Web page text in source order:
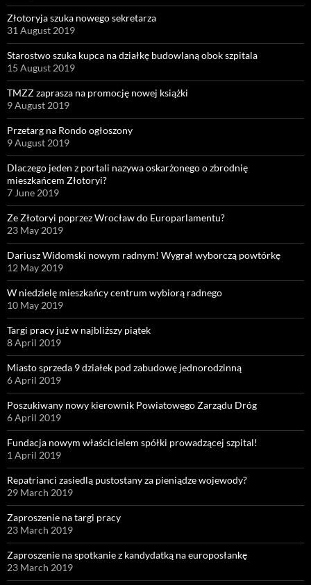
Złotoryja szuka nowego sekretarza
31 August 2019
Starostwo szuka kupca na działkę budowlaną obok szpitala
15 August 2019
TMZZ zaprasza na promocję nowej książki
9 August 2019
Przetarg na Rondo ogłoszony
9 August 2019
Dlaczego jeden z portali nazywa oskarżonego o zbrodnię
mieszkańcem Złotoryi?
7 June 2019
Ze Złotoryi poprzez Wrocław do Europarlamentu?
23 May 2019
Dariusz Widomski nowym radnym! Wygrał wyborczą powtórkę
12 May 2019
W niedzielę mieszkańcy centrum wybiorą radnego
10 May 2019
Targi pracy już w najbliższy piątek
8 April 2019
Miasto sprzeda 9 działek pod zabudowę jednorodzinną
6 April 2019
Poszukiwany nowy kierownik Powiatowego Zarządu Dróg
6 April 2019
Fundacja nowym właścicielem spółki prowadzącej szpital!
1 April 2019
Repatrianci zasiedlą pustostany za pieniądze wojewody?
29 March 2019
Zaproszenie na targi pracy
23 March 2019
Zaproszenie na spotkanie z kandydatką na europosłankę
23 March 2019